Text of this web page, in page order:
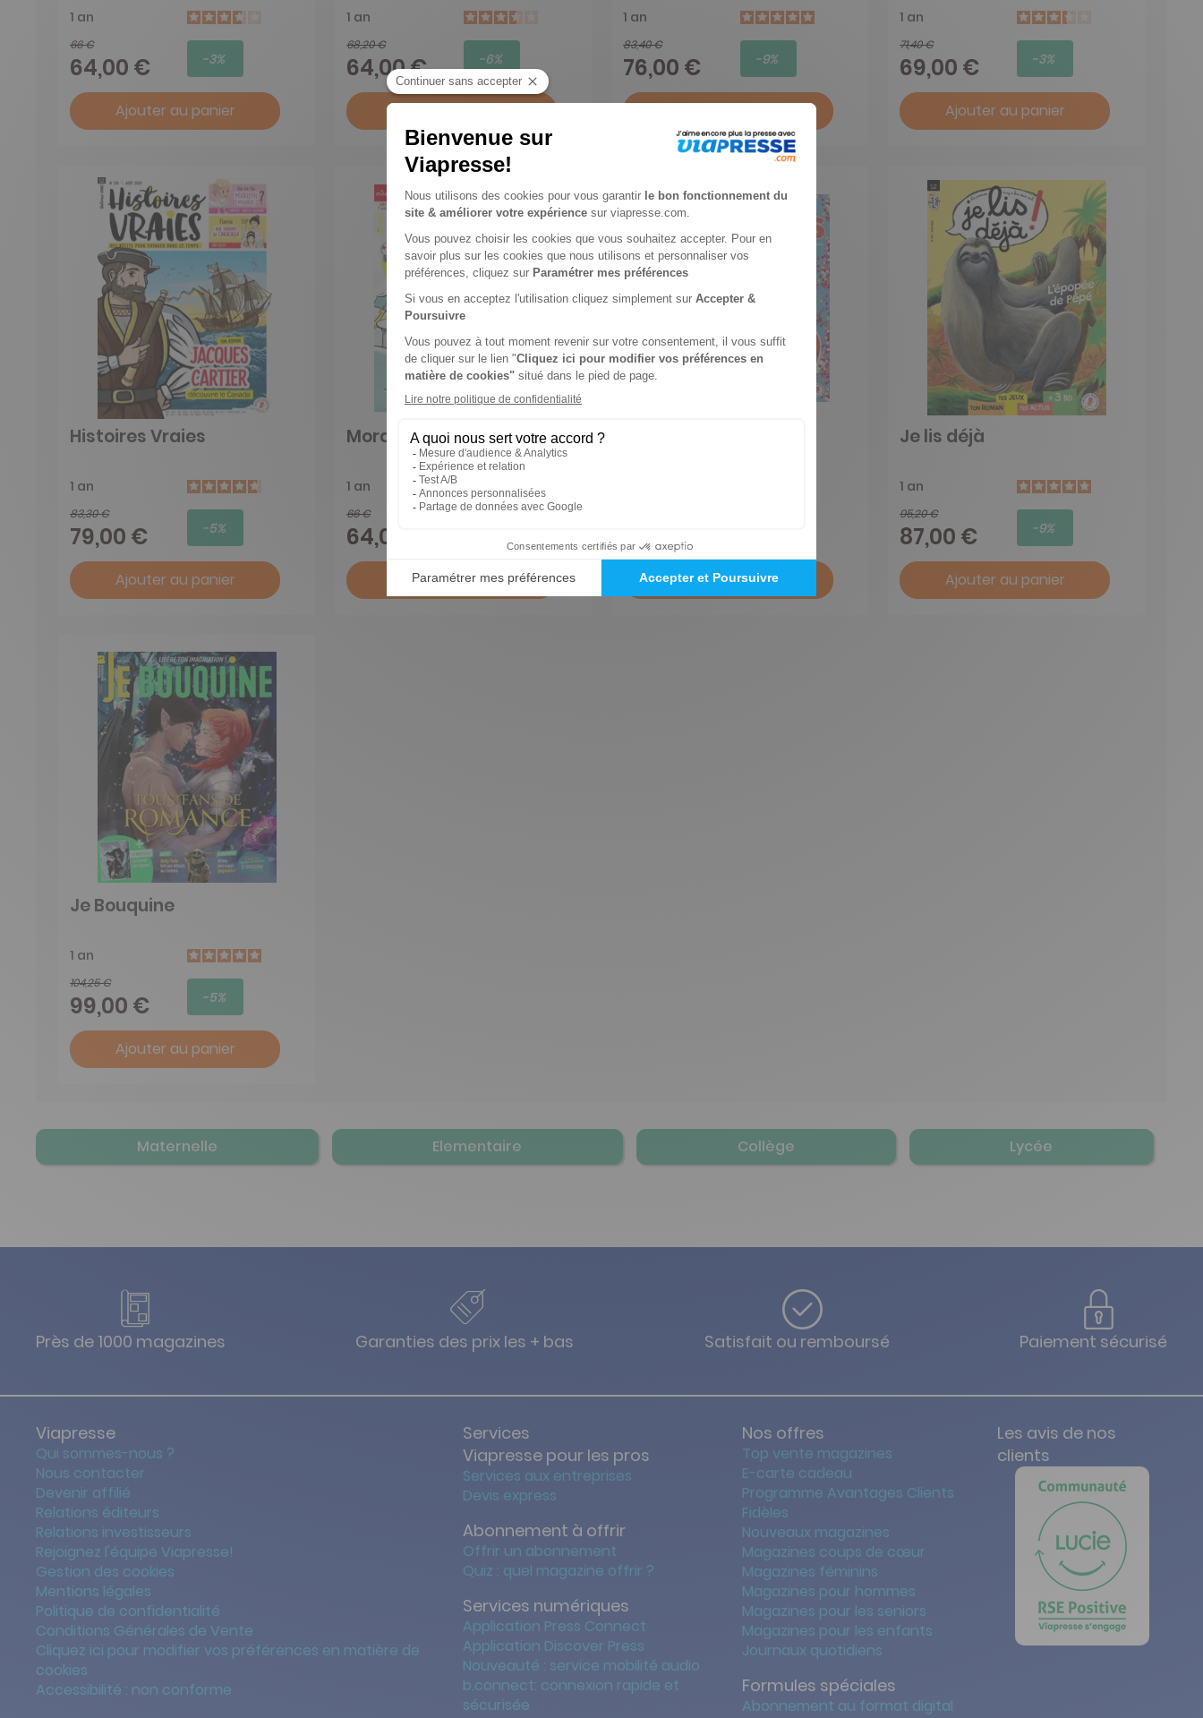
1 an
66 €
64,00 € -3%
Ajouter au panier
1 an
68,20 €
64,00 € -6%
Ajouter au panier
1 an
83,40 €
76,00 € -9%
1 an
71,40 €
69,00 € -3%
Ajouter au panier
Histoires Vraies
1 an
83,30 €
79,00 € -5%
Ajouter au panier
Mordelire
1 an
66 €
64,00 €
Ajouter au panier
67,00 €
Ajouter au panier
Je lis déjà
1 an
95,20 €
87,00 € -9%
Ajouter au panier
Je Bouquine
1 an
104,25 €
99,00 € -5%
Ajouter au panier
Maternelle Elementaire Collège Lycée
Près de 1000 magazines Garanties des prix les + bas Satisfait ou remboursé Paiement sécurisé
Viapresse
Qui sommes-nous ?
Nous contacter
Devenir affilié
Relations éditeurs
Relations investisseurs
Rejoignez l'équipe Viapresse!
Gestion des cookies
Mentions légales
Politique de confidentialité
Conditions Générales de Vente
Cliquez ici pour modifier vos préférences en matière de
cookies
Accessibilité : non conforme
Services
Viapresse pour les pros
Services aux entreprises
Devis express
Abonnement à offrir
Offrir un abonnement
Quiz : quel magazine offrir ?
Services numériques
Application Press Connect
Application Discover Press
Nouveauté : service mobilité audio
b.connect: connexion rapide et
sécurisée
Nos offres
Top vente magazines
E-carte cadeau
Programme Avantages Clients
Fidèles
Nouveaux magazines
Magazines coups de cœur
Magazines féminins
Magazines pour hommes
Magazines pour les seniors
Magazines pour les enfants
Journaux quotidiens
Formules spéciales
Abonnement au format digital
Les avis de nos
clients